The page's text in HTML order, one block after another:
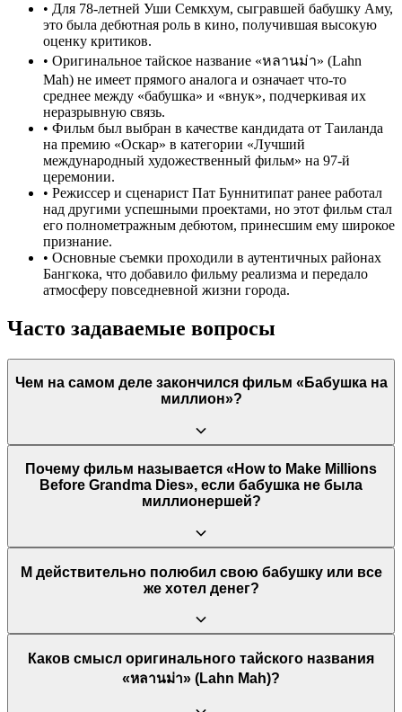
• Для 78-летней Уши Семкхум, сыгравшей бабушку Аму,
это была дебютная роль в кино, получившая высокую
оценку критиков.
• Оригинальное тайское название «หลานม่า» (Lahn
Mah) не имеет прямого аналога и означает что-то
среднее между «бабушка» и «внук», подчеркивая их
неразрывную связь.
• Фильм был выбран в качестве кандидата от Таиланда
на премию «Оскар» в категории «Лучший
международный художественный фильм» на 97-й
церемонии.
• Режиссер и сценарист Пат Буннитипат ранее работал
над другими успешными проектами, но этот фильм стал
его полнометражным дебютом, принесшим ему широкое
признание.
• Основные съемки проходили в аутентичных районах
Бангкока, что добавило фильму реализма и передало
атмосферу повседневной жизни города.
Часто задаваемые вопросы
Чем на самом деле закончился фильм «Бабушка на
миллион»?
В конце фильма бабушка Ама умирает. М не получает
ожидаемых миллионов, так как большую часть денег она
потратила на лечение и помощь своим детям. Однако он
которые он ей давал, она тайно копила на его детском
банковском счете как проявление своей любви и веры в него.
Почему фильм называется «How to Make Millions
Before Grandma Dies», если бабушка не была
миллионершей?
Название отражает первоначальную, ошибочную мотивацию
главного героя М. Он верит в слухи о миллионах бабушки и
материальных миллионов почти нет, подчеркивает главную
идею фильма: настоящее «богатство», которое он в итоге
обрел, — это любовь, воспоминания и жизненные уроки.
М действительно полюбил свою бабушку или все
же хотел денег?
Фильм показывает искреннюю трансформацию персонажа.
Хотя его изначальный мотив был корыстным, ежедневная
забота и время, проведенное вместе, пробудили в нем
Каков смысл оригинального тайского названия
«หลานม่า» (Lahn Mah)?